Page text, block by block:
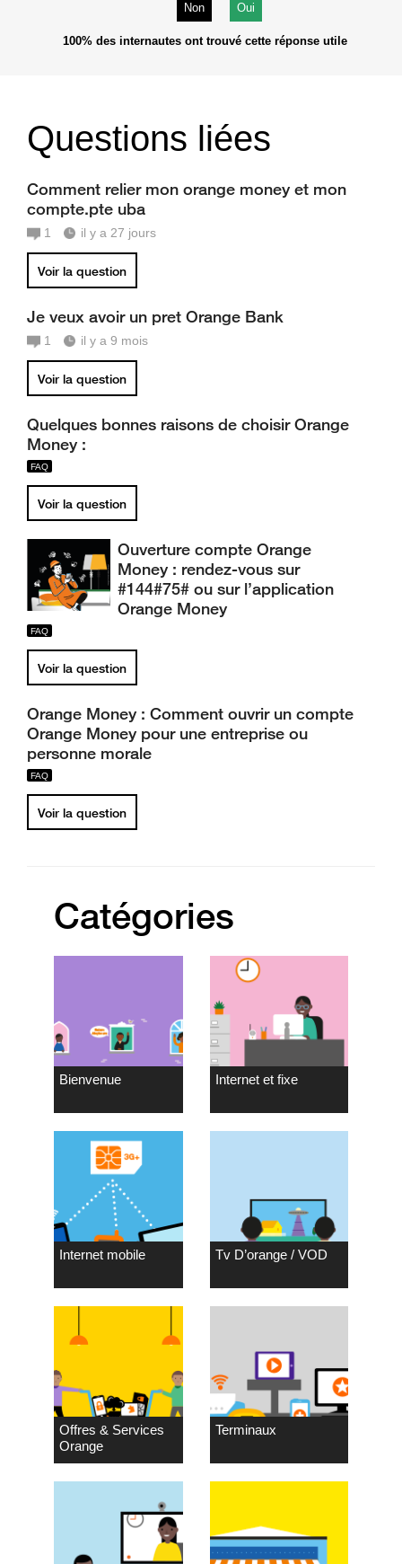
Non Oui
100% des internautes ont trouvé cette réponse utile
Questions liées
Comment relier mon orange money et mon
compte.pte uba
1 il y a 27 jours
Voir la question
Je veux avoir un pret Orange Bank
1 il y a 9 mois
Voir la question
Quelques bonnes raisons de choisir Orange
Money :
Voir la question
Ouverture compte Orange
Money : rendez-vous sur
#144#75# ou sur l’application
Orange Money
Voir la question
Orange Money : Comment ouvrir un compte
Orange Money pour une entreprise ou
personne morale
Voir la question
Catégories
Bienvenue Internet et fixe
Internet mobile Tv D’orange / VOD
Offres & Services
Orange
Terminaux